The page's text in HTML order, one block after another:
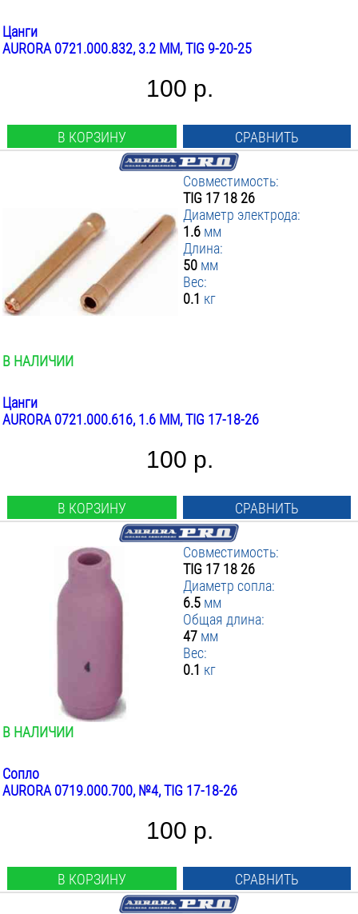
Цанги
AURORA 0721.000.832, 3.2 ММ, TIG 9-20-25
100 р.
В КОРЗИНУ СРАВНИТЬ
Совместимость:
TIG 17 18 26
Диаметр электрода:
1.6 мм
Длина:
50 мм
Вес:
0.1 кг
В НАЛИЧИИ
Цанги
AURORA 0721.000.616, 1.6 ММ, TIG 17-18-26
100 р.
В КОРЗИНУ СРАВНИТЬ
Совместимость:
TIG 17 18 26
Диаметр сопла:
6.5 мм
Общая длина:
47 мм
Вес:
0.1 кг
В НАЛИЧИИ
Сопло
AURORA 0719.000.700, №4, TIG 17-18-26
100 р.
В КОРЗИНУ СРАВНИТЬ